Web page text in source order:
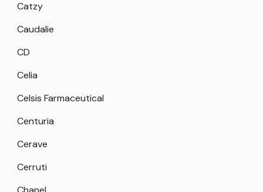
Catzy
Caudalie
CD
Celia
Celsis Farmaceutical
Centuria
Cerave
Cerruti